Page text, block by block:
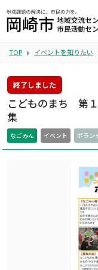
TOP イベントを知りたい
終了しました
こどものまち 第
集
なごみん イベント ボラン